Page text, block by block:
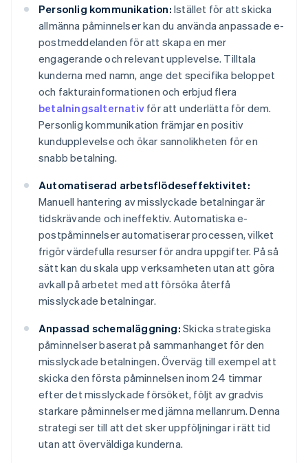
Personlig kommunikation: Istället för att skicka
allmänna påminnelser kan du använda anpassade e-
postmeddelanden för att skapa en mer
engagerande och relevant upplevelse. Tilltala
kunderna med namn, ange det specifika beloppet
och fakturainformationen och erbjud flera
betalningsalternativ för att underlätta för dem.
Personlig kommunikation främjar en positiv
kundupplevelse och ökar sannolikheten för en
snabb betalning.
Automatiserad arbetsflödeseffektivitet:
Manuell hantering av misslyckade betalningar är
tidskrävande och ineffektiv. Automatiska e-
postpåminnelser automatiserar processen, vilket
frigör värdefulla resurser för andra uppgifter. På så
sätt kan du skala upp verksamheten utan att göra
avkall på arbetet med att försöka återfå
misslyckade betalningar.
Anpassad schemaläggning: Skicka strategiska
påminnelser baserat på sammanhanget för den
misslyckade betalningen. Överväg till exempel att
skicka den första påminnelsen inom 24 timmar
efter det misslyckade försöket, följt av gradvis
starkare påminnelser med jämna mellanrum. Denna
strategi ser till att det sker uppföljningar i rätt tid
utan att överväldiga kunderna.